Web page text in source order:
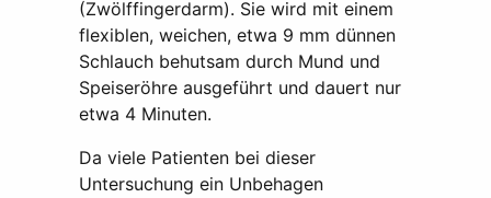
(Zwölffingerdarm). Sie wird mit einem
flexiblen, weichen, etwa 9 mm dünnen
Schlauch behutsam durch Mund und
Speiseröhre ausgeführt und dauert nur
etwa 4 Minuten.
Da viele Patienten bei dieser
Untersuchung ein Unbehagen